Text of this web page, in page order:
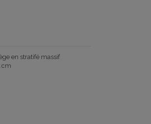
en stratifé massif
cm